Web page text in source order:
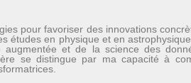
pour favoriser des innovations
études en physique et en
et de la science des
se distingue par ma capacité à